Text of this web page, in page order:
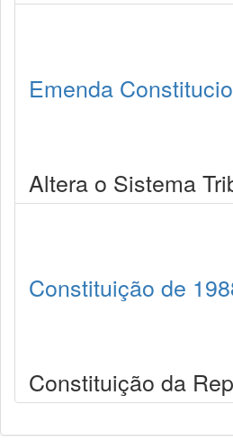
Emenda
Altera o Sistema
Constituição de
Constituição da